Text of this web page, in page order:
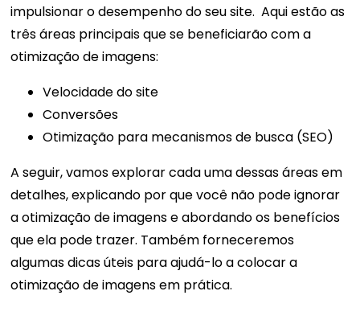
impulsionar o desempenho do seu site. Aqui estão as
três áreas principais que se beneficiarão com a
otimização de imagens:
Velocidade do site
Conversões
Otimização para mecanismos de busca (SEO)
A seguir, vamos explorar cada uma dessas áreas em
detalhes, explicando por que você não pode ignorar
a otimização de imagens e abordando os benefícios
que ela pode trazer. Também forneceremos
algumas dicas úteis para ajudá-lo a colocar a
otimização de imagens em prática.